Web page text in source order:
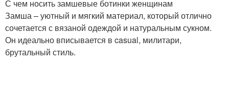
С чем носить замшевые ботинки женщинам
Замша – уютный и мягкий материал, который отлично
сочетается с вязаной одеждой и натуральным сукном.
Он идеально вписывается в casual, милитари,
брутальный стиль.